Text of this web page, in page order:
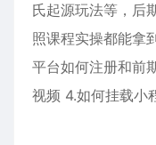
氏起源玩法等，后
照课程实操都能拿
平台如何注册和前
视频 4.如何挂载小